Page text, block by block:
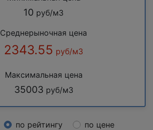
10 руб/м3
Среднерыночная цена
2343.55 руб/м3
Максимальная цена
35003 руб/м3
по рейтингу
по цене